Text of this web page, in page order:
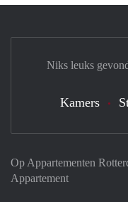
Op Appartementen
Appartement
Niks leuks
Kamers